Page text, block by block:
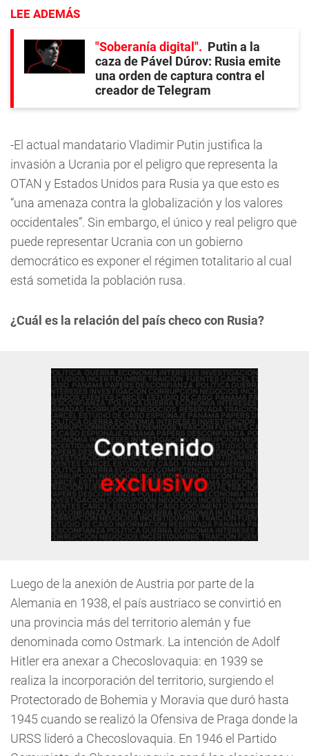
LEE ADEMÁS
"Soberanía digital"
Putin a la
caza de Pável Dúrov: Rusia emite
una orden de captura contra el
creador de Telegram
-El actual mandatario Vladimir Putin justifica la
invasión a Ucrania por el peligro que representa la
OTAN y Estados Unidos para Rusia ya que esto es
“una amenaza contra la globalización y los valores
occidentales”. Sin embargo, el único y real peligro que
puede representar Ucrania con un gobierno
democrático es exponer el régimen totalitario al cual
está sometida la población rusa.
¿Cuál es la relación del país checo con Rusia?
Luego de la anexión de Austria por parte de la
Alemania en 1938, el país austriaco se convirtió en
una provincia más del territorio alemán y fue
denominada como Ostmark. La intención de Adolf
Hitler era anexar a Checoslovaquia: en 1939 se
realiza la incorporación del territorio, surgiendo el
Protectorado de Bohemia y Moravia que duró hasta
1945 cuando se realizó la Ofensiva de Praga donde la
URSS lideró a Checoslovaquia. En 1946 el Partido